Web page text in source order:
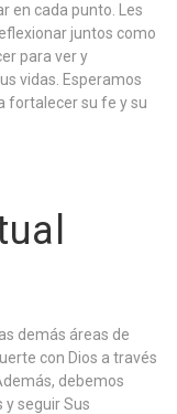
en cada punto. Les
juntos como
para ver y
vidas. Esperamos
fortalecer su fe y su
demás áreas de
con Dios a través
debemos
y seguir Sus